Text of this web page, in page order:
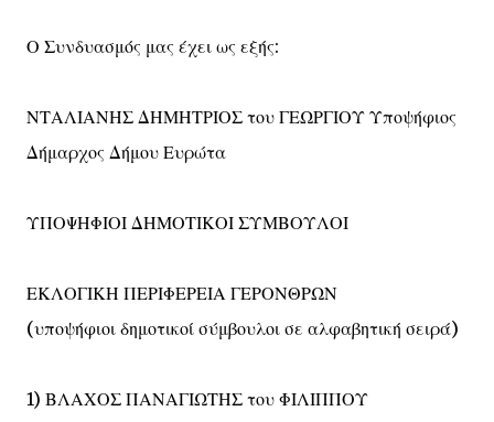
Ο Συνδυασμός μας έχει ως εξής:
ΝΤΑΛΙΑΝΗΣ ΔΗΜΗΤΡΙΟΣ του ΓΕΩΡΓΙΟΥ Υποψήφιος
Δήμαρχος Δήμου Ευρώτα
ΥΠΟΨΗΦΙΟΙ ΔΗΜΟΤΙΚΟΙ ΣΥΜΒΟΥΛΟΙ
ΕΚΛΟΓΙΚΗ ΠΕΡΙΦΕΡΕΙΑ ΓΕΡΟΝΘΡΩΝ
(υποψήφιοι δημοτικοί σύμβουλοι σε αλφαβητική σειρά)
1) ΒΛΑΧΟΣ ΠΑΝΑΓΙΩΤΗΣ του ΦΙΛΙΠΠΟΥ